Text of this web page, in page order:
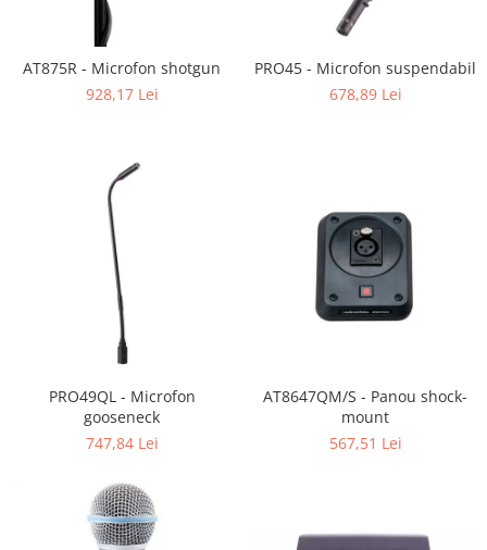
AT875R - Microfon shotgun
928,17 Lei
PRO45 - Microfon suspendabil
678,89 Lei
PRO49QL - Microfon
gooseneck
747,84 Lei
AT8647QM/S - Panou shock-
mount
567,51 Lei